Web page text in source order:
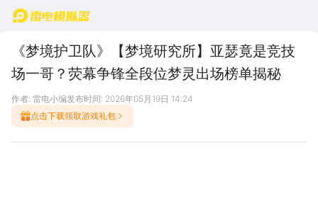
首页
《梦境护卫队》【梦境研究所】亚瑟竟是竞技
场一哥？荧幕争锋全段位梦灵出场榜单揭秘
作者: 雷电小编发布时间: 2026年05月19日 14:24
点击下载领取游戏礼包